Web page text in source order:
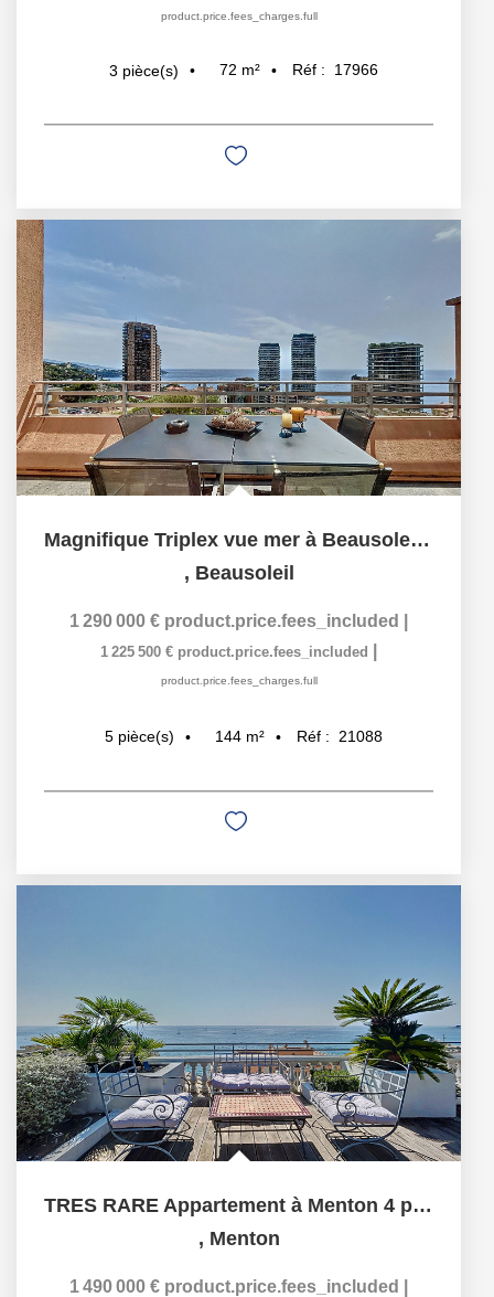
product.price.fees_charges.full
3 pièce(s) 72 m² Réf : 17966
Magnifique Triplex vue mer à Beausoleil de 5 pièce(s)...
, Beausoleil
1 290 000 € product.price.fees_included
1 225 500 € product.price.fees_included
product.price.fees_charges.full
5 pièce(s) 144 m² Réf : 21088
TRES RARE Appartement à Menton 4 pièces 135 m2 - terrasse...
, Menton
1 490 000 € product.price.fees_included